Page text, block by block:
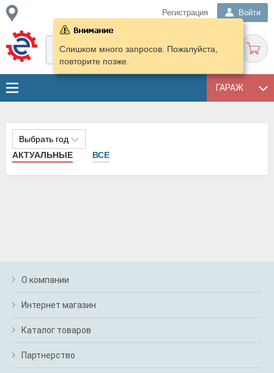
Регистрация Войти
ГАРАЖ
Слишком много запросов. Пожалуйста,
повторите позже.
Выбрать год
АКТУАЛЬНЫЕ
ВСЕ
О компании
Интернет магазин
Каталог товаров
Партнерство